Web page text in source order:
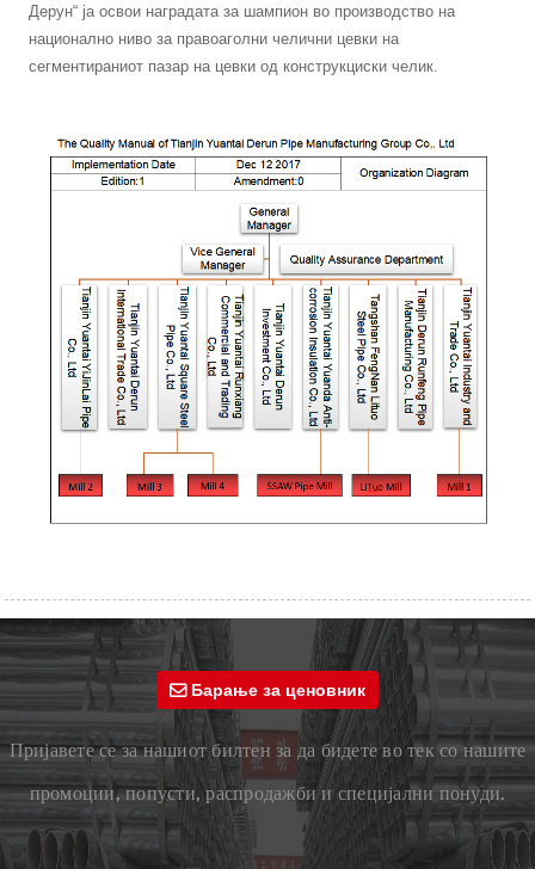
Дерун“ ја освои наградата за шампион во производство на
национално ниво за правоаголни челични цевки на
сегментираниот пазар на цевки од конструкциски челик.
Барање за ценовник
Пријавете се за нашиот билтен за да бидете во тек со нашите
промоции, попусти, распродажби и специјални понуди.